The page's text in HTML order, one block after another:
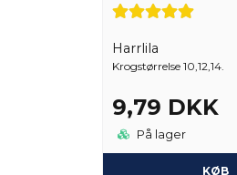
Harrlila
Krogstørrelse 10,12,14.
9,79 DKK
På lager
KØB